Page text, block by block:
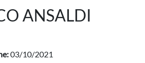
ANSALDI
03/10/2021